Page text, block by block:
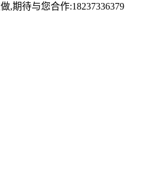
,期待与您合作:18237336379